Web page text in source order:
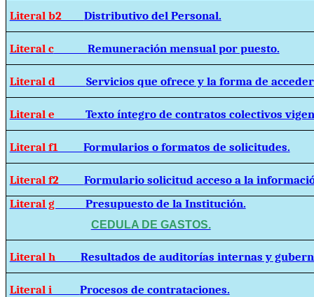
Literal b2 Distributivo del Personal.
Literal c Remuneración mensual por puesto.
Literal d Servicios que ofrece y la forma de
Literal e Texto íntegro de contratos colectivos
Literal f1 Formularios o formatos de solicitudes.
Literal f2 Formulario solicitud acceso a la
Literal g Presupuesto de la Institución.
CEDULA DE GASTOS.
Literal h Resultados de auditorías internas y
Literal i Procesos de contrataciones.